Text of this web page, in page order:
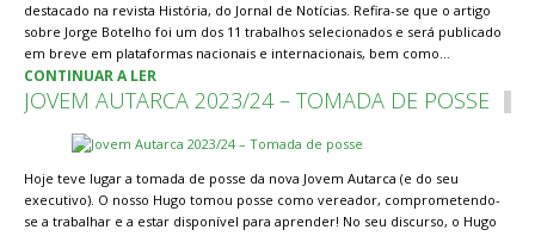
destacado na revista História, do Jornal de Notícias. Refira-se que o artigo
sobre Jorge Botelho foi um dos 11 trabalhos selecionados e será publicado
em breve em plataformas nacionais e internacionais, bem como…
CONTINUAR A LER
JOVEM AUTARCA 2023/24 – TOMADA DE POSSE
Hoje teve lugar a tomada de posse da nova Jovem Autarca (e do seu
executivo). O nosso Hugo tomou posse como vereador, comprometendo-
se a trabalhar e a estar disponível para aprender! No seu discurso, o Hugo